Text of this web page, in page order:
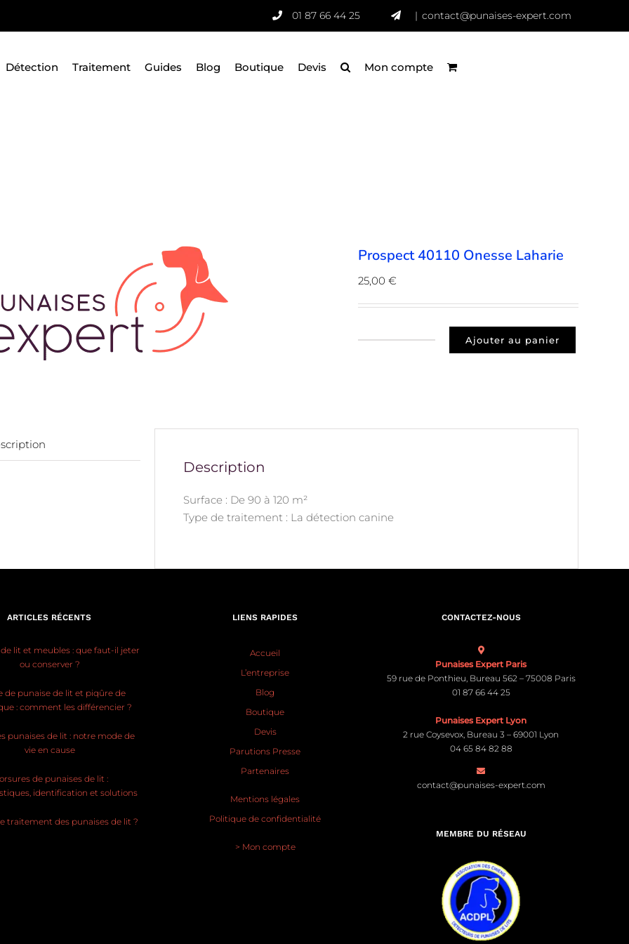
01 87 66 44 25 | contact@punaises-expert.com
Détection Traitement Guides Blog Boutique Devis Mon compte
Prospect 40110 Onesse Laharie
25,00 €
Ajouter au panier
Description
Surface : De 90 à 120 m²
Type de traitement : La détection canine
ARTICLES RÉCENTS
lit et meubles : que faut-il jeter
ou conserver ?
de punaise de lit et piqûre de
: comment les différencier ?
punaises de lit : notre mode de
vie en cause
de punaises de lit :
identification et solutions
traitement des punaises de lit ?
LIENS RAPIDES
Accueil
L’entreprise
Blog
Boutique
Devis
Parutions Presse
Partenaires
Mentions légales
Politique de confidentialité
> Mon compte
CONTACTEZ-NOUS
Punaises Expert Paris
59 rue de Ponthieu, Bureau 562 – 75008 Paris
01 87 66 44 25
Punaises Expert Lyon
2 rue Coysevox, Bureau 3 – 69001 Lyon
04 65 84 82 88
contact@punaises-expert.com
MEMBRE DU RÉSEAU